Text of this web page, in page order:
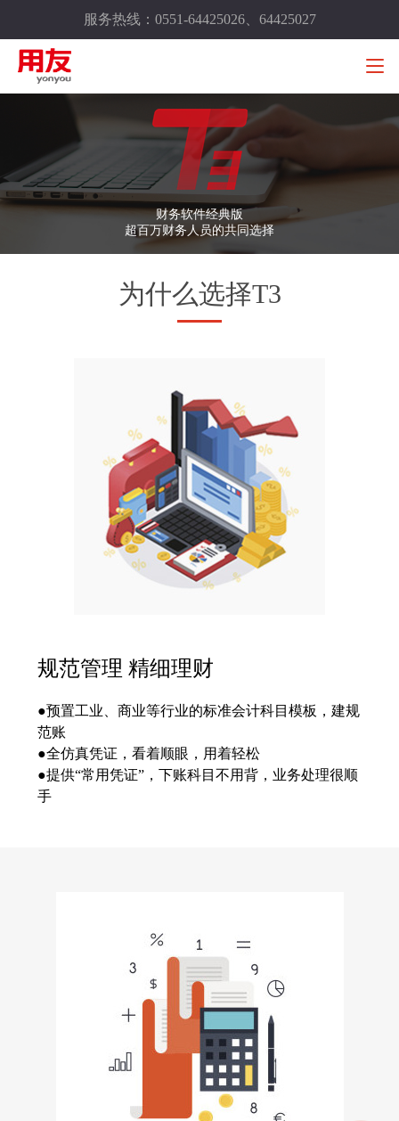
服务热线：0551-64425026、64425027
财务软件经典版
超百万财务人员的共同选择
为什么选择T3
规范管理 精细理财
●预置工业、商业等行业的标准会计科目模板，建规
范账
●全仿真凭证，看着顺眼，用着轻松
●提供“常用凭证”，下账科目不用背，业务处理很顺
手